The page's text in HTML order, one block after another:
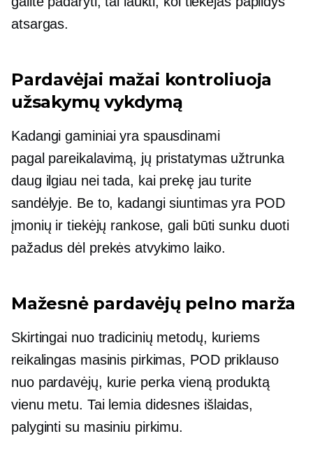
atsargas.
Pardavėjai mažai kontroliuoja
užsakymų vykdymą
Kadangi gaminiai yra spausdinami
pagal pareikalavimą, jų pristatymas užtrunka
daug ilgiau nei tada, kai prekę jau turite
sandėlyje. Be to, kadangi siuntimas yra POD
įmonių ir tiekėjų rankose, gali būti sunku duoti
pažadus dėl prekės atvykimo laiko.
Mažesnė pardavėjų pelno marža
Skirtingai nuo tradicinių metodų, kuriems
reikalingas masinis pirkimas, POD priklauso
nuo pardavėjų, kurie perka vieną produktą
vienu metu. Tai lemia didesnes išlaidas,
palyginti su masiniu pirkimu.